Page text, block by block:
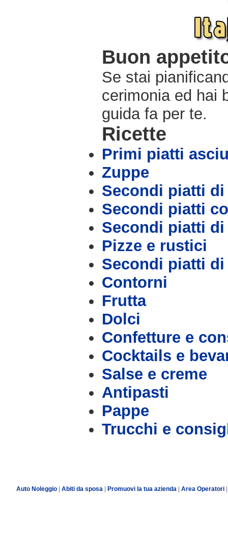
Buon
Se stai
cerimonia ed hai
guida fa per te.
Ricette
Primi piatti
Zuppe
Secondi piatti di
Secondi piatti
Secondi piatti
Pizze e rustici
Secondi piatti di
Contorni
Frutta
Dolci
Confetture e
Cocktails e
Salse e creme
Antipasti
Pappe
Trucchi e
Auto Noleggio| Abiti da sposa| Promuovi la tua azienda Area Operatori